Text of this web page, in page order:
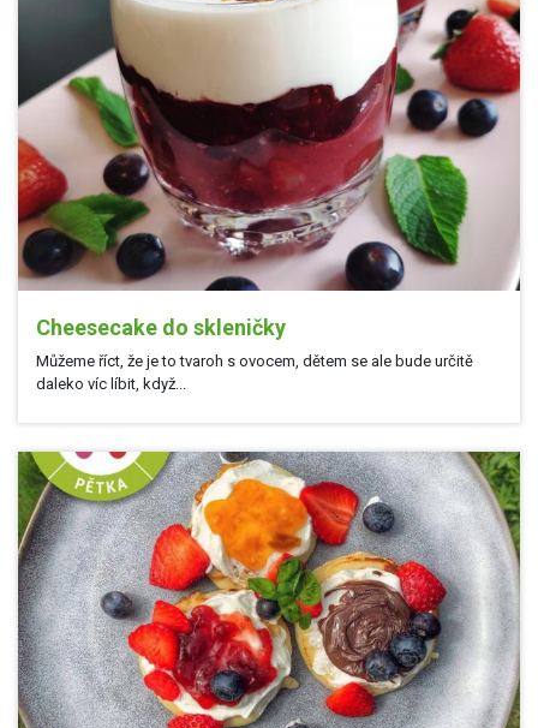
Cheesecake do skleničky
Můžeme říct, že je to tvaroh s ovocem, dětem se ale bude určitě
daleko víc líbit, když...